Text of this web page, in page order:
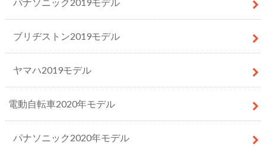
ブリヂストン2019モデル
ヤマハ2019モデル
電動自転車2020年モデル
パナソニック2020年モデル